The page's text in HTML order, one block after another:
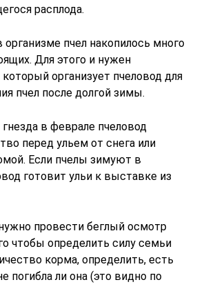
расплода.
пчел накопилось много
Для этого и нужен
организует пчеловод для
пчел после долгой зимы.
в феврале пчеловод
перед ульем от снега или
Если пчелы зимуют в
готовит ульи к выставке из
провести беглый осмотр
чтобы определить силу семьи
корма, определить, есть
погибла ли она (это видно по